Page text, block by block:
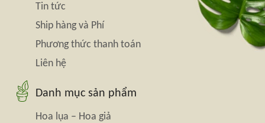
Tin tức
Ship hàng và Phí
Phương thức thanh toán
Liên hệ
Danh mục sản phẩm
Hoa lụa – Hoa giả